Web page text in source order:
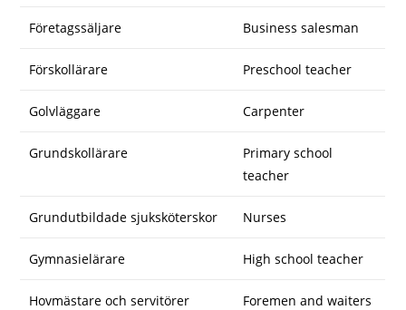
Företagssäljare Business salesman
Förskollärare Preschool teacher
Golvläggare Carpenter
Grundskollärare
Primary school
teacher
Grundutbildade sjuksköterskor Nurses
Gymnasielärare High school teacher
Hovmästare och servitörer Foremen and waiters